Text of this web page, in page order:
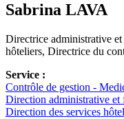
Sabrina LAVA
Directrice administrative
hôteliers, Directrice du
Service :
Contrôle de gestion -
Direction administrative et
Direction des services